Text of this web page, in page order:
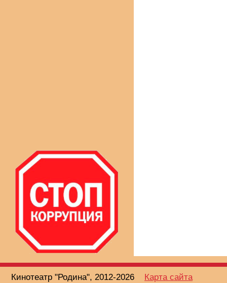
Кинотеатр "Родина", 2012-2026 Карта сайта